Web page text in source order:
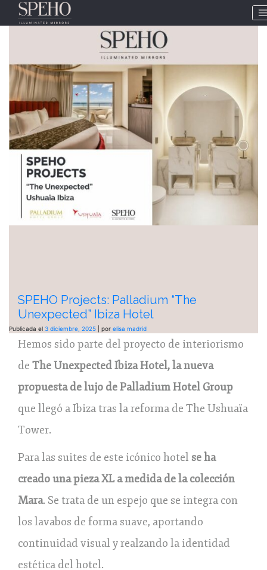
Etiqueta:
SPEHO Projects: Palladium “The
Unexpected” Ibiza Hotel
Publicada el 3 diciembre, 2025 por elisa madrid
Hemos sido parte del proyecto de interiorismo
de The Unexpected Ibiza Hotel, la nueva
propuesta de lujo de Palladium Hotel Group
que llegó a Ibiza tras la reforma de The Ushuaïa
Tower.
Para las suites de este icónico hotel se ha
creado una pieza XL a medida de la colección
Mara. Se trata de un espejo que se integra con
los lavabos de forma suave, aportando
continuidad visual y realzando la identidad
estética del hotel.